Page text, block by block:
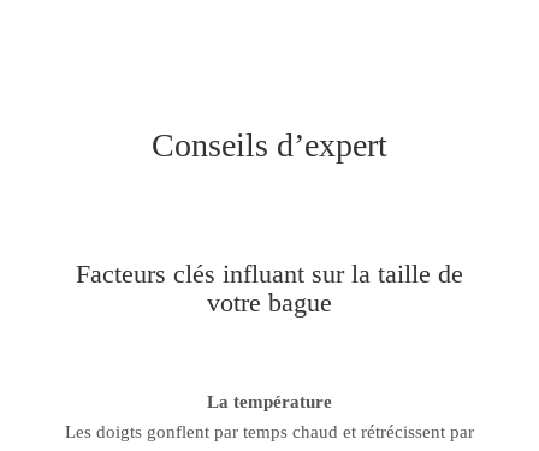
Conseils d’expert
Facteurs clés influant sur la taille de
votre bague
La température
Les doigts gonflent par temps chaud et rétrécissent par